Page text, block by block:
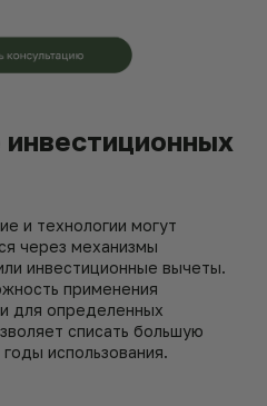
и технологии могут
через механизмы
инвестиционные вычеты.
применения
для определенных
списать большую
использования.